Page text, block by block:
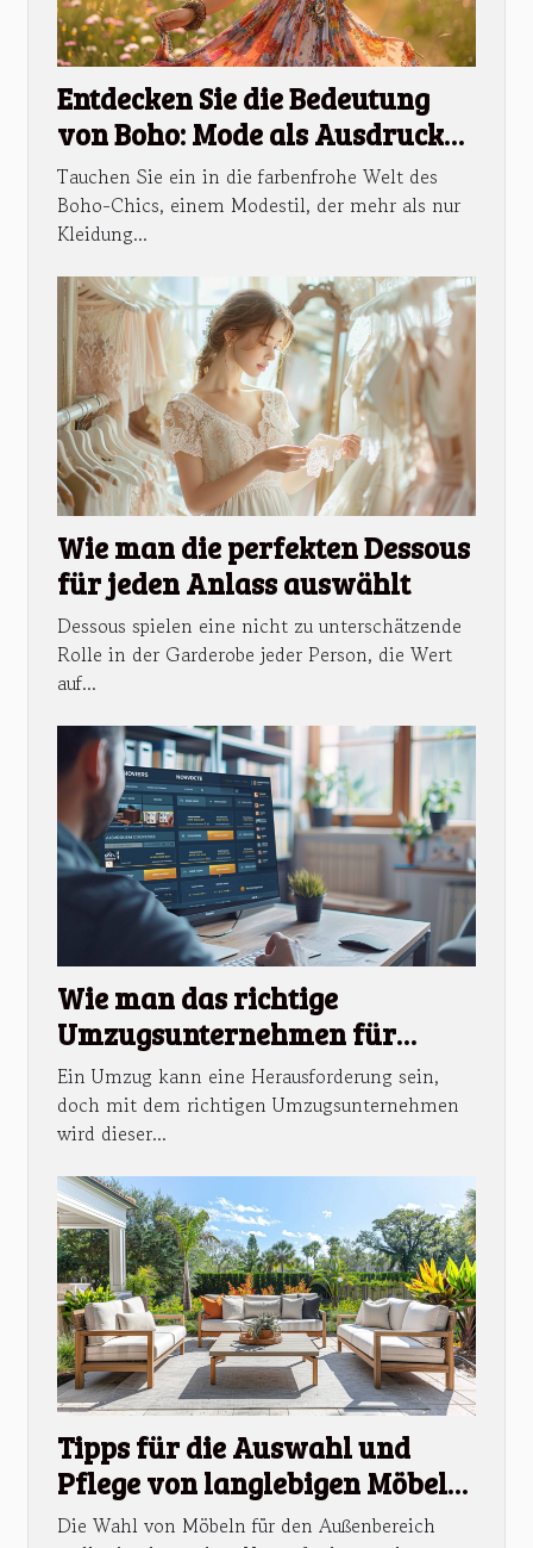
Entdecken Sie die Bedeutung
von Boho: Mode als Ausdruck
der Freiheit
Tauchen Sie ein in die farbenfrohe Welt des
Boho-Chics, einem Modestil, der mehr als nur
Kleidung...
Wie man die perfekten Dessous
für jeden Anlass auswählt
Dessous spielen eine nicht zu unterschätzende
Rolle in der Garderobe jeder Person, die Wert
auf...
Wie man das richtige
Umzugsunternehmen für
stressfreie Wohnungswechsel
findet
Ein Umzug kann eine Herausforderung sein,
doch mit dem richtigen Umzugsunternehmen
wird dieser...
Tipps für die Auswahl und
Pflege von langlebigen Möbeln
im Außenbereich
Die Wahl von Möbeln für den Außenbereich